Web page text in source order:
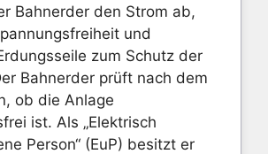
Bahnerder den Strom ab,
und
zum Schutz der
Bahnerder prüft nach dem
ob die Anlage
ist. Als „Elektrisch
Person“ (EuP) besitzt er